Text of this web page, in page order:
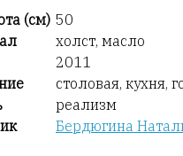
(см) 50
холст, масло
2011
столовая, кухня,
реализм
Бердюгина